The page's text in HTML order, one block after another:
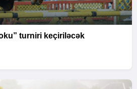
turniri keçiriləcək